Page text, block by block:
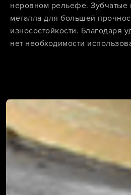
неровном рельефе.
металла для большей
износостойкости. Благодаря
нет необходимости